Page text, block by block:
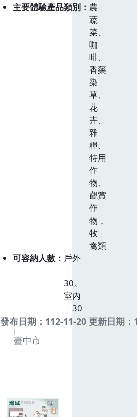
主要體驗產品類別
農｜
蔬
菜、
咖
啡、
香藥
染
草、
花
卉、
雜
糧、
特用
作
物、
觀賞
作
物，
牧｜
禽類
可容納人數
戶外
｜
30。
室內
｜30
發布日期：112-11-20 更新日期
臺中市